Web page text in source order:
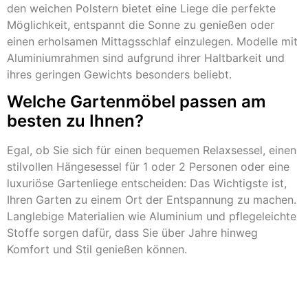
den weichen Polstern bietet eine Liege die perfekte
Möglichkeit, entspannt die Sonne zu genießen oder
einen erholsamen Mittagsschlaf einzulegen. Modelle mit
Aluminiumrahmen sind aufgrund ihrer Haltbarkeit und
ihres geringen Gewichts besonders beliebt.
Welche Gartenmöbel passen am
besten zu Ihnen?
Egal, ob Sie sich für einen bequemen Relaxsessel, einen
stilvollen Hängesessel für 1 oder 2 Personen oder eine
luxuriöse Gartenliege entscheiden: Das Wichtigste ist,
Ihren Garten zu einem Ort der Entspannung zu machen.
Langlebige Materialien wie Aluminium und pflegeleichte
Stoffe sorgen dafür, dass Sie über Jahre hinweg
Komfort und Stil genießen können.